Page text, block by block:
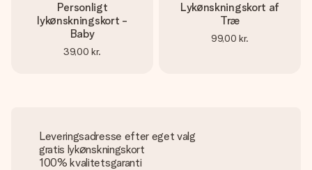
Personligt
lykønskningskort -
Baby
39,00 kr.
Lykønskningskort af
Træ
99,00 kr.
Leveringsadresse efter eget valg
gratis lykønskningskort
100% kvalitetsgaranti